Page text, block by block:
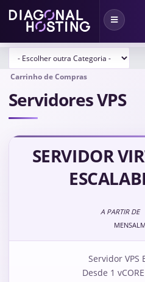
Alternar
Carrinho de Compras
Servidores VPS
SERVIDOR
A PARTIR DE
Servidor VPS
Desde 1